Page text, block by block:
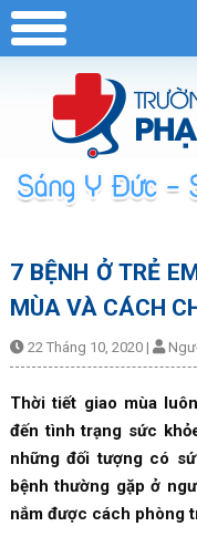
7 BỆNH Ở TRẺ
MÙA VÀ CÁCH
22 Tháng 10, 2020 |
Thời tiết giao mùa
đến tình trạng sức
những đối tượng có
bệnh thường gặp ở
nắm được cách phòng